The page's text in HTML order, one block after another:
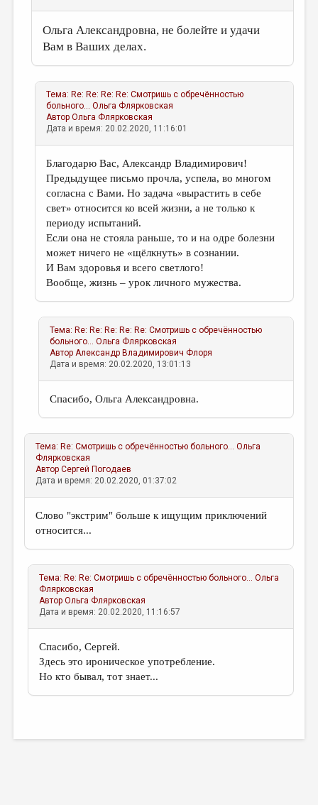
Ольга Александровна, не болейте и удачи
Вам в Ваших делах.
Тема: Re: Re: Re: Re: Смотришь с обречённостью
больного... Ольга Флярковская
АвторОльга Флярковская
Дата и время: 20.02.2020, 11:16:01
Благодарю Вас, Александр Владимирович!
Предыдущее письмо прочла, успела, во многом
согласна с Вами. Но задача «вырастить в себе
свет» относится ко всей жизни, а не только к
периоду испытаний.
Если она не стояла раньше, то и на одре болезни
может ничего не «щёлкнуть» в сознании.
И Вам здоровья и всего светлого!
Вообще, жизнь – урок личного мужества.
Тема: Re: Re: Re: Re: Re: Смотришь с обречённостью
больного... Ольга Флярковская
АвторАлександр Владимирович Флоря
Дата и время: 20.02.2020, 13:01:13
Спасибо, Ольга Александровна.
Тема: Re: Смотришь с обречённостью больного... Ольга
Флярковская
АвторСергей Погодаев
Дата и время: 20.02.2020, 01:37:02
Слово "экстрим" больше к ищущим приключений
относится...
Тема: Re: Re: Смотришь с обречённостью больного... Ольга
Флярковская
АвторОльга Флярковская
Дата и время: 20.02.2020, 11:16:57
Спасибо, Сергей.
Здесь это ироническое употребление.
Но кто бывал, тот знает...